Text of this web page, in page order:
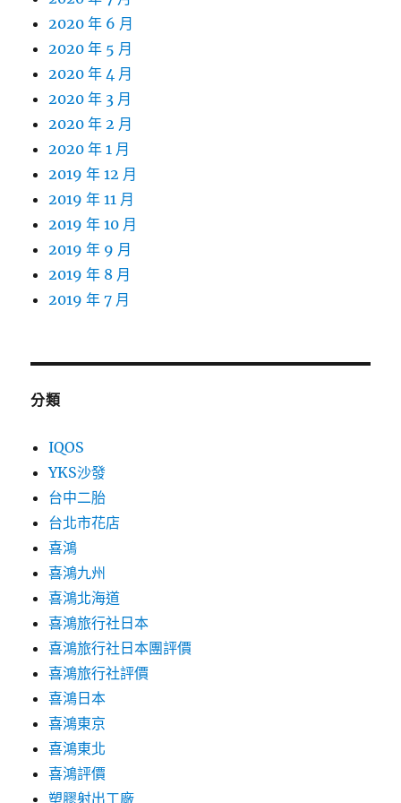
2020 年 6 月
2020 年 5 月
2020 年 4 月
2020 年 3 月
2020 年 2 月
2020 年 1 月
2019 年 12 月
2019 年 11 月
2019 年 10 月
2019 年 9 月
2019 年 8 月
2019 年 7 月
分類
IQOS
YKS沙發
台中二胎
台北市花店
喜鴻
喜鴻九州
喜鴻北海道
喜鴻旅行社日本
喜鴻旅行社日本團評價
喜鴻旅行社評價
喜鴻日本
喜鴻東京
喜鴻東北
喜鴻評價
塑膠射出工廠